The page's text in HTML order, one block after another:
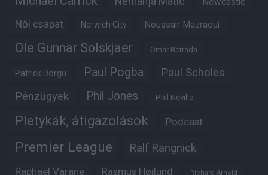
Női csapat Norwich City Noussair Mazraoui
Ole Gunnar Solskjaer Omar Berrada
Patrick Dorgu Paul Pogba Paul Scholes
Pénzügyek Phil Jones Phil Neville
Pletykák, átigazolások Podcast
Premier League Ralf Rangnick
Raphaël Varane Rasmus Højlund Richard Arnold